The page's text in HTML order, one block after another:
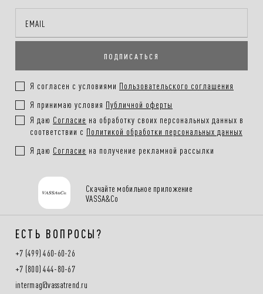
Онлайн-оплата на сайте, наличными или картой при получении
заказа
Покупателям .
ПОДПИСАТЬСЯ
Я согласен с условиями Пользовательского соглашения
Я принимаю условия Публичной оферты
Я даю Согласие на обработку своих персональных данных в
соответствии с Политикой обработки персональных данных
Я даю Согласие на получение рекламной рассылки
Скачайте мобильное приложение
VASSA&Co
ЕСТЬ ВОПРОСЫ?
+7 (499) 460-60-26
+7 (800) 444-80-67
intermag@vassatrend.ru